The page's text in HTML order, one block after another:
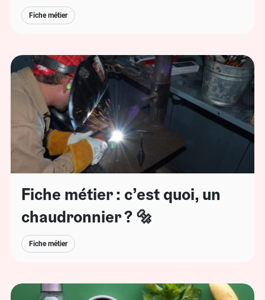
Fiche métier
Fiche métier : c’est quoi, un
chaudronnier ? 🔩
Fiche métier